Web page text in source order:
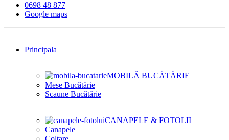
0698 48 877
Google maps
Principala
MOBILĂ BUCĂTĂRIE
Mese Bucătărie
Scaune Bucătărie
CANAPELE & FOTOLII
Canapele